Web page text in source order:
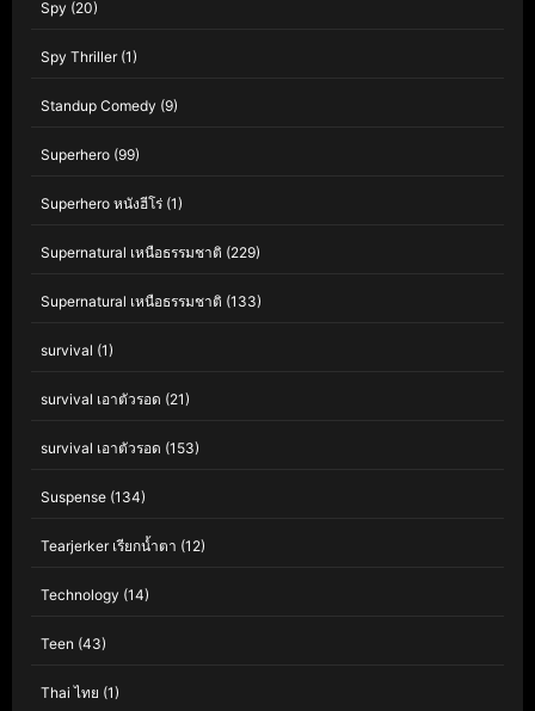
Spy (20)
Spy Thriller(1)
Standup Comedy (9)
Superhero (99)
Superhero หนังฮีโร่ (1)
Supernatural เหนือธรรมชาติ (229)
Supernatural เหนือธรรมชาติ (133)
survival (1)
survival เอาตัวรอด (21)
survival เอาตัวรอด (153)
Suspense (134)
Tearjerker เรียกน้ำตา (12)
Technology (14)
Teen (43)
Thai ไทย (1)